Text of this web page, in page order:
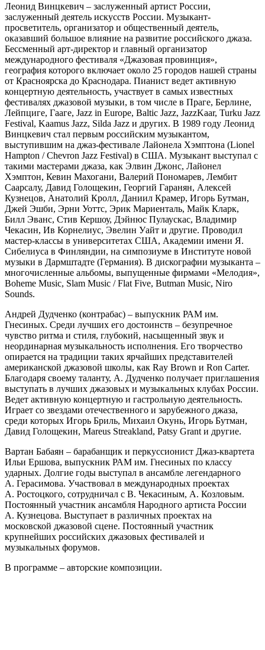
Леонид Винцкевич – заслуженный артист России,
заслуженный деятель искусств России. Музыкант-
просветитель, организатор и общественный деятель,
оказавший большое влияние на развитие российского джаза.
Бессменный арт-директор и главный организатор
международного фестиваля «Джазовая провинция»,
география которого включает около 25 городов нашей страны
от Красноярска до Краснодара. Пианист ведет активную
концертную деятельность, участвует в самых известных
фестивалях джазовой музыки, в том числе в Праге, Берлине,
Лейпциге, Гааге, Jazz in Europe, Baltic Jazz, JazzKaar, Turku Jazz
Festival, Kaamus Jazz, Silda Jazz и других. В 1989 году Леонид
Винцкевич стал первым российским музыкантом,
выступившим на джаз-фестивале Лайонела Хэмптона (Lionel
Hampton / Chevron Jazz Festival) в США. Музыкант выступал с
такими мастерами джаза, как Элвин Джонс, Лайонел
Хэмптон, Кевин Махогани, Валерий Пономарев, Лембит
Саарсалу, Давид Голощекин, Георгий Гаранян, Алексей
Кузнецов, Анатолий Кролл, Даниил Крамер, Игорь Бутман,
Джей Эшби, Эрни Уоттс, Эрик Мариенталь, Майк Кларк,
Билл Эванс, Стив Кершоу, Дэйнюс Пулаускас, Владимир
Чекасин, Ив Корнелиус, Эвелин Уайт и другие. Проводил
мастер-классы в университетах США, Академии имени Я.
Сибелиуса в Финляндии, на симпозиуме в Институте новой
музыки в Дармштадте (Германия). В дискографии музыканта –
многочисленные альбомы, выпущенные фирмами «Мелодия»,
Boheme Music, Slam Music / Flat Five, Butman Music, Niro
Sounds.
Андрей Дудченко (контрабас) – выпускник РАМ им.
Гнесиных. Среди лучших его достоинств – безупречное
чувство ритма и стиля, глубокий, насыщенный звук и
неординарная музыкальность исполнения. Его творчество
опирается на традиции таких ярчайших представителей
американской джазовой школы, как Ray Brown и Ron Carter.
Благодаря своему таланту, А. Дудченко получает приглашения
выступать в лучших джазовых и музыкальных клубах России.
Ведет активную концертную и гастрольную деятельность.
Играет со звездами отечественного и зарубежного джаза,
среди которых Игорь Бриль, Михаил Окунь, Игорь Бутман,
Давид Голощекин, Mareus Streakland, Patsy Grant и другие.
Вартан Бабаян – барабанщик и перкуссионист Джаз-квартета
Ильи Ершова, выпускник РАМ им. Гнесиных по классу
ударных. Долгие годы выступал в ансамбле легендарного
А. Герасимова. Участвовал в международных проектах
А. Ростоцкого, сотрудничал с В. Чекасиным, А. Козловым.
Постоянный участник ансамбля Народного артиста России
А. Кузнецова. Выступает в различных проектах на
московской джазовой сцене. Постоянный участник
крупнейших российских джазовых фестивалей и
музыкальных форумов.
В программе – авторские композиции.